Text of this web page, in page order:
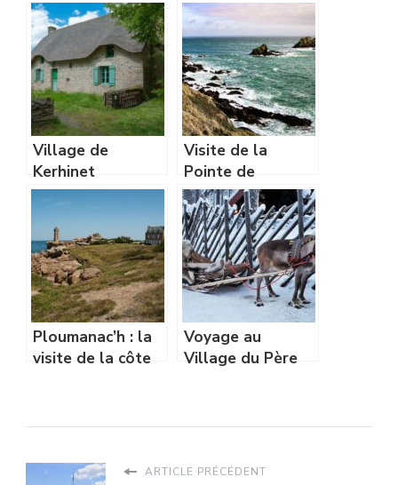
Village de
Kerhinet
Visite de la
Pointe de
Trévignon en
Bretagne !
Ploumanac’h : la
visite de la côte
Voyage au
Village du Père
ARTICLE PRÉCÉDENT